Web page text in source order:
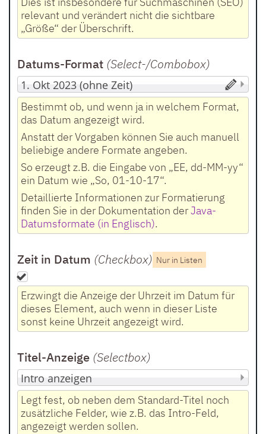
relevant und verändert nicht die sichtbare
„Größe“ der Überschrift.
Datums-Format (Select-/Combobox)
Bestimmt ob, und wenn ja in welchem Format,
das Datum angezeigt wird.
Anstatt der Vorgaben können Sie auch manuell
beliebige andere Formate angeben.
So erzeugt z.B. die Eingabe von „EE, dd-MM-yy“
ein Datum wie „So, 01-10-17“.
Detaillierte Informationen zur Formatierung
finden Sie in der Dokumentation derJava-
Datumsformate (in Englisch).
Zeit in Datum (Checkbox) Nur in Listen
Erzwingt die Anzeige der Uhrzeit im Datum für
dieses Element, auch wenn in dieser Liste
sonst keine Uhrzeit angezeigt wird.
Titel-Anzeige (Selectbox)
Legt fest, ob neben dem Standard-Titel noch
zusätzliche Felder, wie z.B. das Intro-Feld,
angezeigt werden sollen.